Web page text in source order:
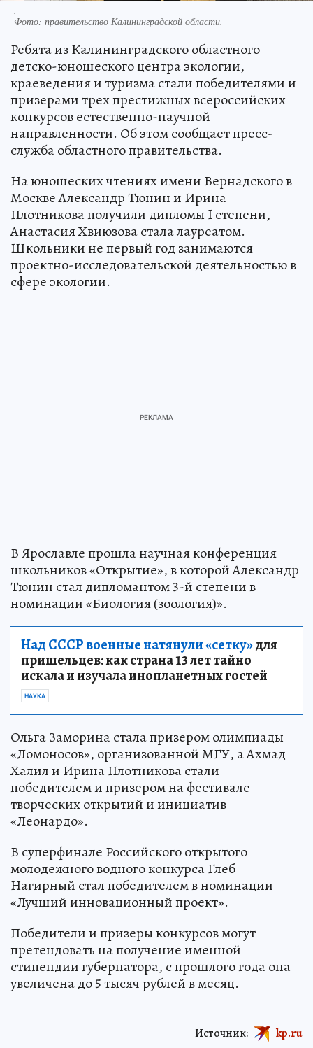
.
Фото: правительство Калининградской области.
Ребята из Калининградского областного
детско-юношеского центра экологии,
краеведения и туризма стали победителями и
призерами трех престижных всероссийских
конкурсов естественно-научной
направленности. Об этом сообщает пресс-
служба областного правительства.
На юношеских чтениях имени Вернадского в
Москве Александр Тюнин и Ирина
Плотникова получили дипломы I степени,
Анастасия Хвиюзова стала лауреатом.
Школьники не первый год занимаются
проектно-исследовательской деятельностью в
сфере экологии.
В Ярославле прошла научная конференция
школьников «Открытие», в которой Александр
Тюнин стал дипломантом 3-й степени в
номинации «Биология (зоология)».
Над СССР военные натянули «сетку»для
пришельцев: как страна 13 лет тайно
искала и изучала инопланетных гостей
НАУКА
Ольга Заморина стала призером олимпиады
«Ломоносов», организованной МГУ, а Ахмад
Халил и Ирина Плотникова стали
победителем и призером на фестивале
творческих открытий и инициатив
«Леонардо».
В суперфинале Российского открытого
молодежного водного конкурса Глеб
Нагирный стал победителем в номинации
«Лучший инновационный проект».
Победители и призеры конкурсов могут
претендовать на получение именной
стипендии губернатора, с прошлого года она
увеличена до 5 тысяч рублей в месяц.
Источник: kp.ru